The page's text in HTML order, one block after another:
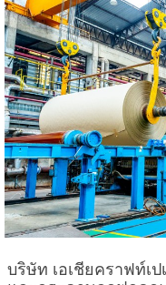
บริษัท เอเชียคราฟท์เ